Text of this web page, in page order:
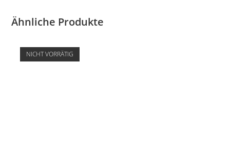
Ähnliche Produkte
NICHT VORRÄTIG